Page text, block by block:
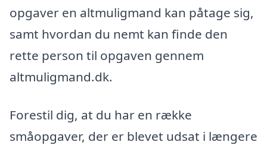
opgaver en altmuligmand kan påtage sig,
samt hvordan du nemt kan finde den
rette person til opgaven gennem
altmuligmand.dk.
Forestil dig, at du har en række
småopgaver, der er blevet udsat i længere